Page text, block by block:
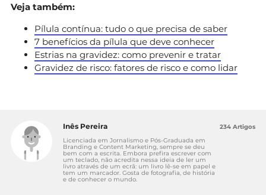
Veja também:
Pílula contínua: tudo o que precisa de saber
7 benefícios da pílula que deve conhecer
Estrias na gravidez: como prevenir e tratar
Gravidez de risco: fatores de risco e como lidar
Inês Pereira
Licenciada em Jornalismo e Pós-Graduada em
Branding e Content Marketing, sempre se deu
bem com a escrita. Embora prefira escrever com
um teclado, não acredita nessa ideia de ler um
livro através de um ecrã: um livro lê-se em papel e
tem um marcador. Gosta de fotografia, de história
e de conhecer o mundo.
234 Artigos